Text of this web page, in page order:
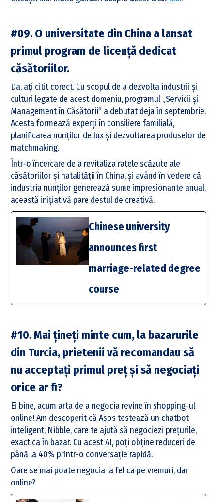
#09. O universitate din China a lansat
primul program de licență dedicat
căsătoriilor.
Da, ați citit corect. Cu scopul de a dezvolta industrii și
culturi legate de acest domeniu, programul „Servicii și
Management în Căsătorii” a debutat deja în septembrie.
Acesta formează experți în consiliere familială,
planificarea nunților de lux și dezvoltarea produselor de
matchmaking.
Într-o încercare de a revitaliza ratele scăzute ale
căsătoriilor și natalității în China, și având în vedere că
industria nunților generează sume impresionante anual,
această inițiativă pare destul de creativă.
Chinese university
announces first
marriage-related degree
course
#10. Mai țineți minte cum, la bazarurile
din Turcia, prietenii vă recomandau să
nu acceptați primul preț și să negociați
orice ar fi?
Ei bine, acum arta de a negocia revine în shopping-ul
online! Am descoperit că Asos testează un chatbot
inteligent, Nibble, care te ajută să negociezi prețurile,
exact ca în bazar. Cu acest AI, poți obține reduceri de
până la 40% printr-o conversație rapidă.
Oare se mai poate negocia la fel ca pe vremuri, dar
online?